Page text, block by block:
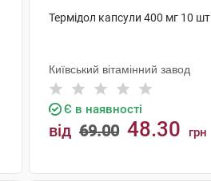
Термідол капсули 400 мг 10 шт
Київський вітамінний завод
Є в наявності
від 69.00 48.30 грн